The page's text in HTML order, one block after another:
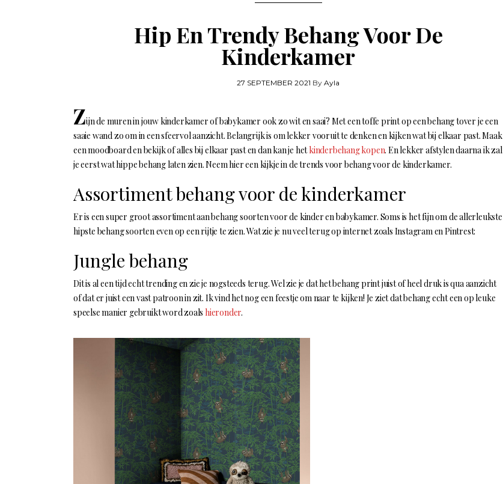
Hip En Trendy Behang Voor De
Kinderkamer
27 SEPTEMBER 2021 By Ayla
Zijn de muren in jouw kinderkamer of babykamer ook zo wit en saai? Met een toffe print op een behang tover je een
saaie wand zo om in een sfeervol aanzicht. Belangrijk is om lekker vooruit te denken en kijken wat bij elkaar past. Maak
een moodboard en bekijk of alles bij elkaar past en dan kan je hetkinderbehang kopen. En lekker afstylen daarna ik zal
je eerst wat hippe behang laten zien. Neem hier een kijkje in de trends voor behang voor de kinderkamer.
Assortiment behang voor de kinderkamer
Er is een super groot assortiment aan behang soorten voor de kinder en babykamer. Soms is het fijn om de allerleukste
hipste behang soorten even op een rijtje te zien. Wat zie je nu veel terug op internet zoals Instagram en Pintrest:
Jungle behang
Dit is al een tijd echt trending en zie je nogsteeds terug. Wel zie je dat het behang print juist of heel druk is qua aanzicht
of dat er juist een vast patroon in zit. Ik vind het nog een feestje om naar te kijken! Je ziet dat behang echt een op leuke
speelse manier gebruikt word zoals hieronder.